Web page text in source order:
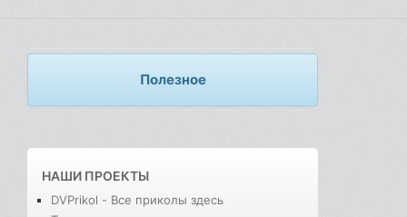
Полезное
НАШИ ПРОЕКТЫ
DVPrikol - Все приколы здесь